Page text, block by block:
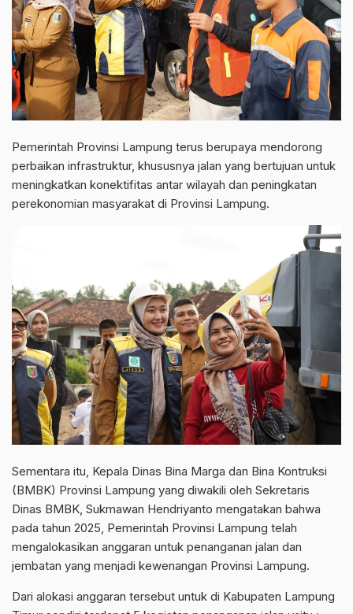
Pemerintah Provinsi Lampung terus berupaya mendorong
perbaikan infrastruktur, khususnya jalan yang bertujuan untuk
meningkatkan konektifitas antar wilayah dan peningkatan
perekonomian masyarakat di Provinsi Lampung.
Sementara itu, Kepala Dinas Bina Marga dan Bina Kontruksi
(BMBK) Provinsi Lampung yang diwakili oleh Sekretaris
Dinas BMBK, Sukmawan Hendriyanto mengatakan bahwa
pada tahun 2025, Pemerintah Provinsi Lampung telah
mengalokasikan anggaran untuk penanganan jalan dan
jembatan yang menjadi kewenangan Provinsi Lampung.
Dari alokasi anggaran tersebut untuk di Kabupaten Lampung